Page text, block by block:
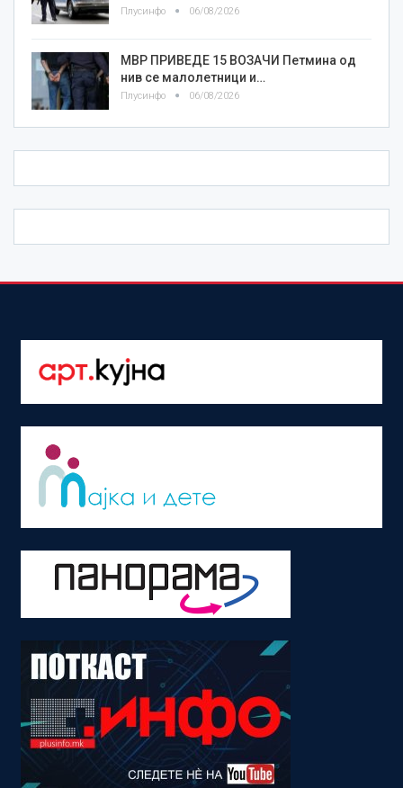
Плусинфо 06/08/2026
МВР ПРИВЕДЕ 15 ВОЗАЧИ Петмина од
нив се малолетници и…
Плусинфо 06/08/2026